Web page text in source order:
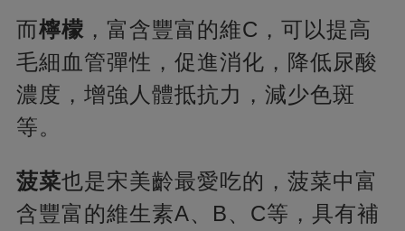
而檸檬 ，富含豐富的維C，可以提高
毛細血管彈性，促進消化，降低尿酸
濃度，增強人體抵抗力，減少色斑
等。
菠菜也是宋美齡最愛吃的，菠菜中富
含豐富的維生素A、B、C等，具有補